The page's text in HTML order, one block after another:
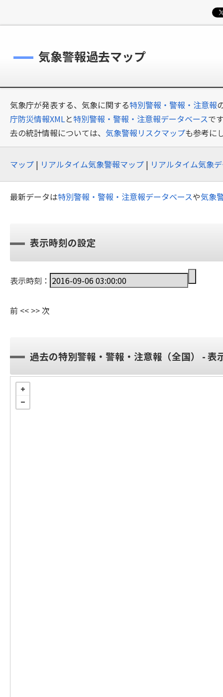
気象警報過去マップ
気象庁が発表する、気象に関する特別警報・警報・注意報
庁防災情報XMLと特別警報・警報・注意報データベースで
去の統計情報については、 気象警報リスクマップも参考に
マップ | リアルタイム気象警報マップ | リアルタイム気象
最新データは特別警報・警報・注意報データベースや気象
表示時刻の設定
表示時刻：
前 << >>次
過去の特別警報・警報・注意報（全国） - 表